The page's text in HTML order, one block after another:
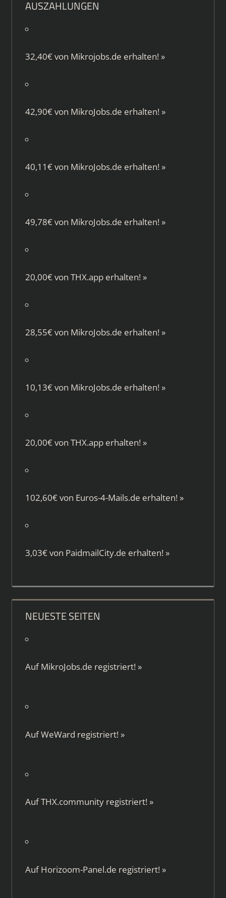
AUSZAHLUNGEN
32,40€ von Mikrojobs.de erhalten! »
42,90€ von MikroJobs.de erhalten! »
40,11€ von MikroJobs.de erhalten! »
49,78€ von MikroJobs.de erhalten! »
20,00€ von THX.apperhalten! »
28,55€ von MikroJobs.de erhalten! »
10,13€ von MikroJobs.de erhalten! »
20,00€ von THX.apperhalten! »
102,60€ von Euros-4-Mails.de erhalten! »
3,03€ von PaidmailCity.de erhalten! »
NEUESTE SEITEN
AufMikroJobs.de registriert! »
AufWeWard registriert! »
AufTHX.communityregistriert! »
AufHorizoom-Panel.de registriert! »